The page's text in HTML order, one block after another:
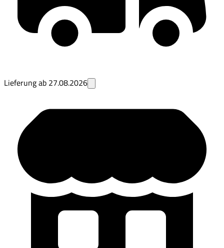
Lieferung ab 27.08.2026